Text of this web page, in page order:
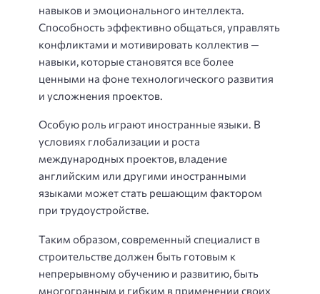
навыков и эмоционального интеллекта.
Способность эффективно общаться, управлять
конфликтами и мотивировать коллектив —
навыки, которые становятся все более
ценными на фоне технологического развития
и усложнения проектов.
Особую роль играют иностранные языки. В
условиях глобализации и роста
международных проектов, владение
английским или другими иностранными
языками может стать решающим фактором
при трудоустройстве.
Таким образом, современный специалист в
строительстве должен быть готовым к
непрерывному обучению и развитию, быть
многогранным и гибким в применении своих